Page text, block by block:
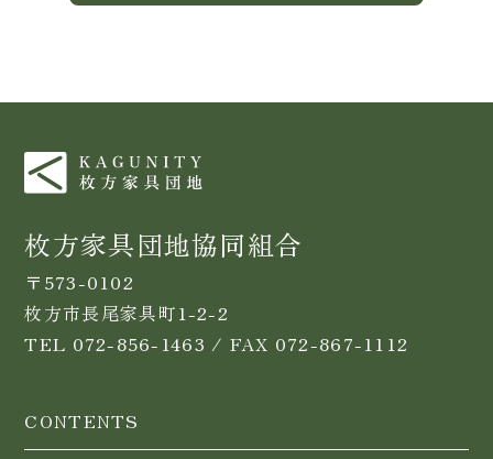
枚方家具団地協同組合
〒573-0102
枚方市長尾家具町1-2-2
TEL 072-856-1463 / FAX 072-867-1112
CONTENTS